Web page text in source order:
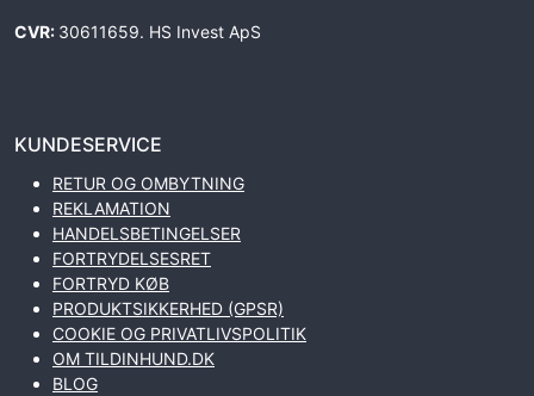
CVR: 30611659. HS Invest ApS
KUNDESERVICE
RETUR OG OMBYTNING
REKLAMATION
HANDELSBETINGELSER
FORTRYDELSESRET
FORTRYD KØB
PRODUKTSIKKERHED (GPSR)
COOKIE OG PRIVATLIVSPOLITIK
OM TILDINHUND.DK
BLOG